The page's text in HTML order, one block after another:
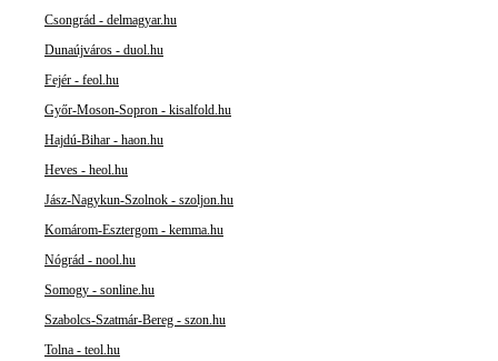
Csongrád - delmagyar.hu
Dunaújváros - duol.hu
Fejér - feol.hu
Győr-Moson-Sopron - kisalfold.hu
Hajdú-Bihar - haon.hu
Heves - heol.hu
Jász-Nagykun-Szolnok - szoljon.hu
Komárom-Esztergom - kemma.hu
Nógrád - nool.hu
Somogy - sonline.hu
Szabolcs-Szatmár-Bereg - szon.hu
Tolna - teol.hu